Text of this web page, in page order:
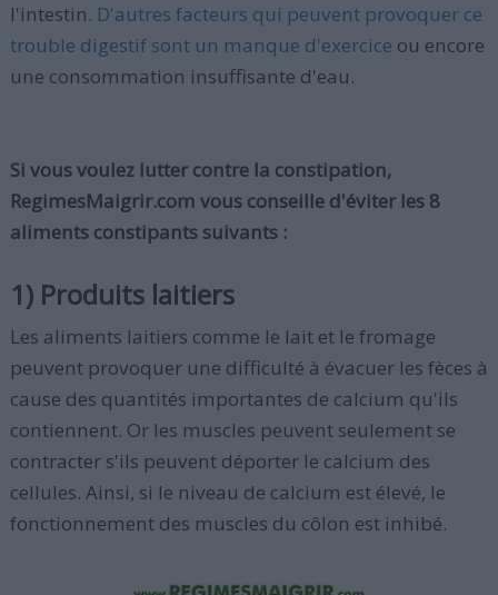
l'intestin. D'autres facteurs qui peuvent provoquer ce
trouble digestif sont un manque d'exercice ou encore
une consommation insuffisante d'eau.
Si vous voulez lutter contre la constipation,
RegimesMaigrir.com vous conseille d'éviter les 8
aliments constipants suivants :
1) Produits laitiers
Les aliments laitiers comme le lait et le fromage
peuvent provoquer une difficulté à évacuer les fèces à
cause des quantités importantes de calcium qu'ils
contiennent. Or les muscles peuvent seulement se
contracter s'ils peuvent déporter le calcium des
cellules. Ainsi, si le niveau de calcium est élevé, le
fonctionnement des muscles du côlon est inhibé.